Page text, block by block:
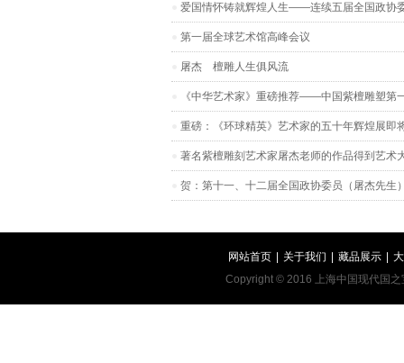
爱国情怀铸就辉煌人生——连续五届全国政协
第一届全球艺术馆高峰会议
屠杰 檀雕人生俱风流
《中华艺术家》重磅推荐——中国紫檀雕塑第
重磅：《环球精英》艺术家的五十年辉煌展即
著名紫檀雕刻艺术家屠杰老师的作品得到艺术
贺：第十一、十二届全国政协委员（屠杰先生
网站首页 关于我们 藏品展示
Copyright © 2016 上海中国现代国